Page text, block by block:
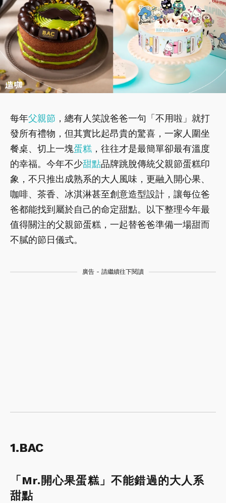
每年父親節 ，總有人笑說爸爸一句「不用啦」就打
發所有禮物，但其實比起昂貴的驚喜，一家人圍坐
餐桌、切上一塊蛋糕 ，往往才是最簡單卻最有溫度
的幸福。今年不少甜點品牌跳脫傳統父親節蛋糕印
象，不只推出成熟系的大人風味，更融入開心果、
咖啡、茶香、冰淇淋甚至創意造型設計，讓每位爸
爸都能找到屬於自己的命定甜點。以下整理今年最
值得關注的父親節蛋糕，一起替爸爸準備一場甜而
不膩的節日儀式。
廣告 - 請繼續往下閱讀
1.BAC
「Mr.開心果蛋糕」不能錯過的大人系
甜點